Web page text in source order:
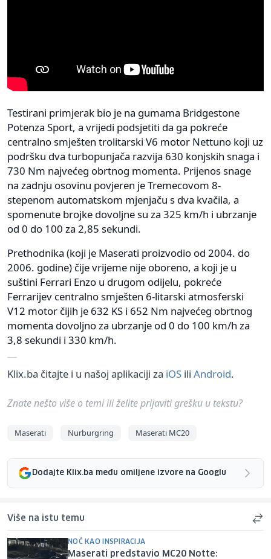
Testirani primjerak bio je na gumama Bridgestone
Potenza Sport, a vrijedi podsjetiti da ga pokreće
centralno smješten trolitarski V6 motor Nettuno koji uz
podršku dva turbopunjača razvija 630 konjskih snaga i
730 Nm najvećeg obrtnog momenta. Prijenos snage
na zadnju osovinu povjeren je Tremecovom 8-
stepenom automatskom mjenjaču s dva kvačila, a
spomenute brojke dovoljne su za 325 km/h i ubrzanje
od 0 do 100 za 2,85 sekundi.
Prethodnika (koji je Maserati proizvodio od 2004. do
2006. godine) čije vrijeme nije oboreno, a koji je u
suštini Ferrari Enzo u drugom odijelu, pokreće
Ferrarijev centralno smješten 6-litarski atmosferski
V12 motor čijih je 632 KS i 652 Nm najvećeg obrtnog
momenta dovoljno za ubrzanje od 0 do 100 km/h za
3,8 sekundi i 330 km/h.
Klix.ba čitajte i u našoj aplikaciji za iOS ili Android.
Znate nešto više o temi ili želite prijaviti grešku u tekstu?
Maserati Nurburgring Maserati MC20
Dodajte Klix.ba među omiljene izvore na Googlu
Više na istu temu
NOĆ KAO INSPIRACIJA
Maserati predstavio MC20 Notte: